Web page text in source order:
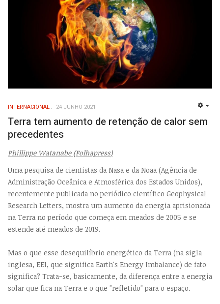
INTERNACIONAL 24 JUNHO 2021
Terra tem aumento de retenção de calor sem
precedentes
Phillippe Watanabe (Folhapress)
Uma pesquisa de cientistas da Nasa e da Noaa (Agência de
Administração Oceânica e Atmosférica dos Estados Unidos),
recentemente publicada no periódico científico Geophysical
Research Letters, mostra um aumento da energia aprisionada
na Terra no período que começa em meados de 2005 e se
estende até meados de 2019.
Mas o que esse desequilíbrio energético da Terra (na sigla
inglesa, EEI, que significa Earth's Energy Imbalance) de fato
significa? Trata-se, basicamente, da diferença entre a energia
solar que fica na Terra e o que "refletido" para o espaço.